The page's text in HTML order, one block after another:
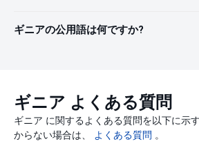
ギニアの公用語は何ですか?
ギニア よくある質問
ギニア に関するよくある質問を以下に示
からない場合は、
よくある質問 。